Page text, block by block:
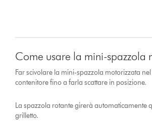
Come usare la mini-spazzola
Far scivolare la mini-spazzola motorizzata
contenitore fino a farla scattare in posizione.
La spazzola rotante girerà automaticamente
grilletto.